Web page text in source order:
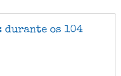
durante os 104